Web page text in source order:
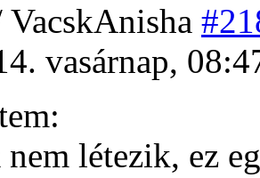
VacskAnisha
vasárnap,
létezik, ez